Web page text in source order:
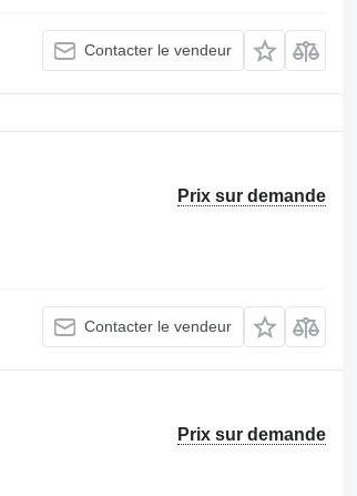
Contacter le vendeur
Prix sur demande
Contacter le vendeur
Prix sur demande